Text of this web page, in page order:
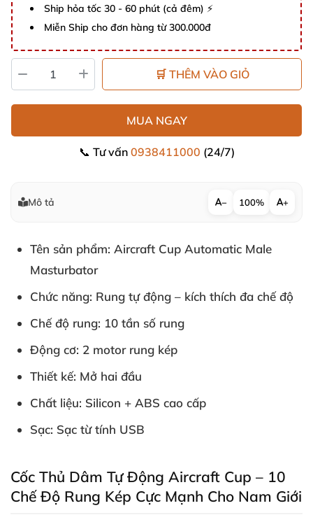
Ship hỏa tốc 30 - 60 phút (cả đêm) ⚡
Miễn Ship cho đơn hàng từ 300.000đ
🛒 THÊM VÀO GIỎ
MUA NGAY
📞 Tư vấn 0938411000 (24/7)
Mô tả − 100% +
Tên sản phẩm: Aircraft Cup Automatic Male
Masturbator
Chức năng: Rung tự động – kích thích đa chế độ
Chế độ rung: 10 tần số rung
Động cơ: 2 motor rung kép
Thiết kế: Mở hai đầu
Chất liệu: Silicon + ABS cao cấp
Sạc: Sạc từ tính USB
Cốc Thủ Dâm Tự Động Aircraft Cup – 10
Chế Độ Rung Kép Cực Mạnh Cho Nam Giới